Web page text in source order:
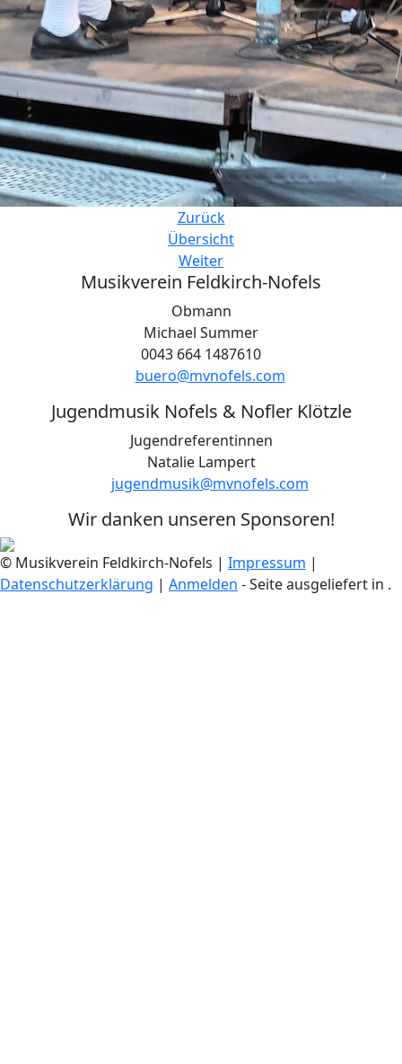
Zurück
Übersicht
Weiter
Musikverein Feldkirch-Nofels
Obmann
Michael Summer
0043 664 1487610
buero@mvnofels.com
Jugendmusik Nofels & Nofler Klötzle
Jugendreferentinnen
Natalie Lampert
jugendmusik@mvnofels.com
Wir danken unseren Sponsoren!
© Musikverein Feldkirch-Nofels | Impressum |
Datenschutzerklärung | Anmelden - Seite ausgeliefert in .